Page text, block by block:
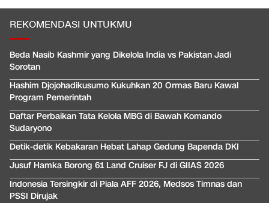
REKOMENDASI UNTUKMU
Beda Nasib Kashmir yang Dikelola India vs Pakistan Jadi
Sorotan
Hashim Djojohadikusumo Kukuhkan 20 Ormas Baru Kawal
Program Pemerintah
Daftar Perbaikan Tata Kelola MBG di Bawah Komando
Sudaryono
Detik-detik Kebakaran Hebat Lahap Gedung Bapenda DKI
Jusuf Hamka Borong 61 Land Cruiser FJ di GIIAS 2026
Indonesia Tersingkir di Piala AFF 2026, Medsos Timnas dan
PSSI Dirujak